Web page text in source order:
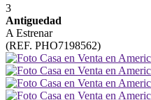
3
Antiguedad
A Estrenar
(REF. PHO7198562)